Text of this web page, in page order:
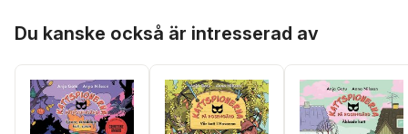
Du kanske också är intresserad av